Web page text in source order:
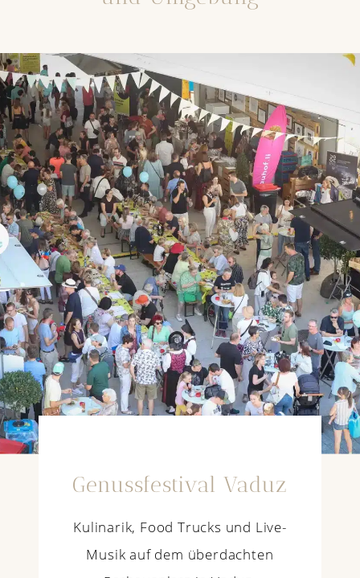
Genussfestival Vaduz
Kulinarik, Food Trucks und Live-
Musik auf dem überdachten